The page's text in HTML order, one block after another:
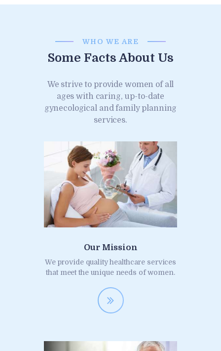
WHO WE ARE
Some Facts About Us
We strive to provide women of all
ages with caring, up-to-date
gynecological and family planning
services.
Our Mission
We provide quality healthcare services
that meet the unique needs of women.